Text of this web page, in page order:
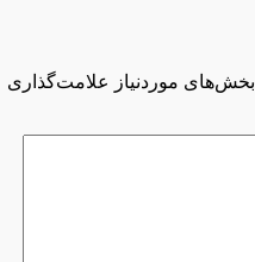
بخش‌های موردنیاز علامت‌گذاری